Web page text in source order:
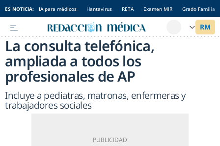
ES NOTICIA: IA para médicos Hantavirus RETA Examen MIR Grado Familia
La consulta telefónica,
ampliada a todos los
profesionales de AP
Incluye a pediatras, matronas, enfermeras y
trabajadores sociales